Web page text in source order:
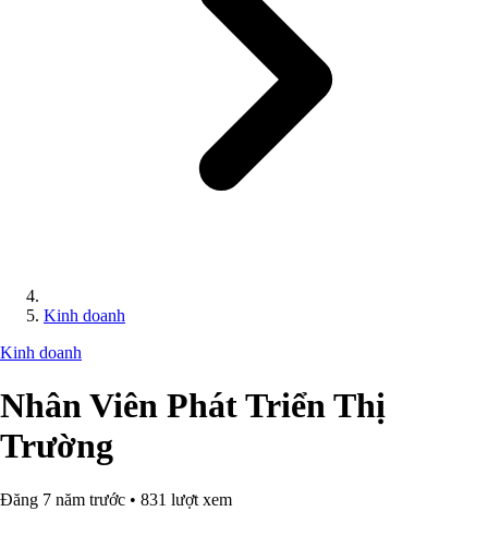
Kinh doanh
Kinh doanh
Nhân Viên Phát Triển Thị
Trường
Đăng 7 năm trước • 831 lượt xem